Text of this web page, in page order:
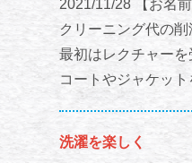
2021/11/28 【お名
クリーニング代の
最初はレクチャー
コートやジャケッ
洗濯を楽しく